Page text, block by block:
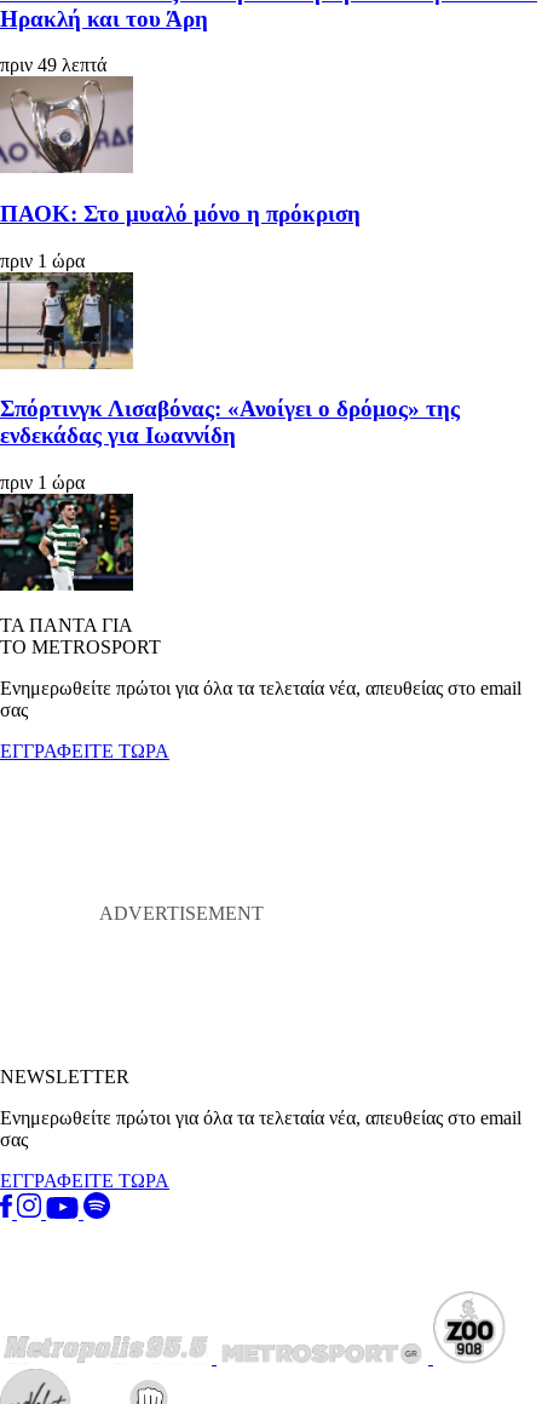
Ηρακλή και του Άρη
πριν 49 λεπτά
ΠΑΟΚ: Στο μυαλό μόνο η πρόκριση
πριν 1 ώρα
Σπόρτινγκ Λισαβόνας: «Ανοίγει ο δρόμος» της
ενδεκάδας για Ιωαννίδη
πριν 1 ώρα
ΤΑ ΠΑΝΤΑ ΓΙΑ
ΤΟ METROSPORT
Ενημερωθείτε πρώτοι για όλα τα τελεταία νέα, απευθείας στο email
σας
ΕΓΓΡΑΦΕΙΤΕ ΤΩΡΑ
NEWSLETTER
Ενημερωθείτε πρώτοι για όλα τα τελεταία νέα, απευθείας στο email
σας
ΕΓΓΡΑΦΕΙΤΕ ΤΩΡΑ